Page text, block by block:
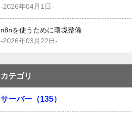
-2026年04月1日-
n8nを使うために環境整備
-2026年03月22日-
カテゴリ
サーバー（135）